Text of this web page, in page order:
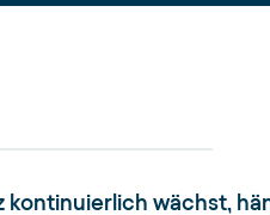
kontinuierlich wächst,